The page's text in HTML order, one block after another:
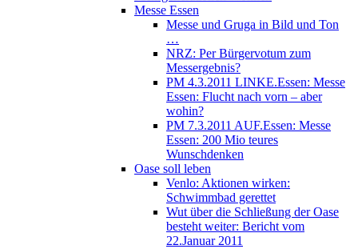
Messe Essen
Messe und Gruga in Bild und Ton
…
NRZ: Per Bürgervotum zum
Messergebnis?
PM 4.3.2011 LINKE.Essen: Messe
Essen: Flucht nach vorn – aber
wohin?
PM 7.3.2011 AUF.Essen: Messe
Essen: 200 Mio teures
Wunschdenken
Oase soll leben
Venlo: Aktionen wirken:
Schwimmbad gerettet
Wut über die Schließung der Oase
besteht weiter: Bericht vom
22.Januar 2011